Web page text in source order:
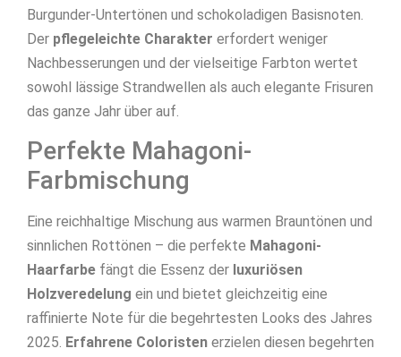
Burgunder-Untertönen und schokoladigen Basisnoten.
Der pflegeleichte Charakter erfordert weniger
Nachbesserungen und der vielseitige Farbton wertet
sowohl lässige Strandwellen als auch elegante Frisuren
das ganze Jahr über auf.
Perfekte Mahagoni-
Farbmischung
Eine reichhaltige Mischung aus warmen Brauntönen und
sinnlichen Rottönen – die perfekte Mahagoni-
Haarfarbe fängt die Essenz der luxuriösen
Holzveredelung ein und bietet gleichzeitig eine
raffinierte Note für die begehrtesten Looks des Jahres
2025. Erfahrene Coloristen erzielen diesen begehrten